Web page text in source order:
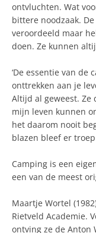
ontvluchten. Wat
bittere noodzaak.
veroordeeld maar
doen. Ze kunnen
‘De essentie van de
onttrekken aan je
Altijd al geweest. Ze
mijn leven kunnen
het daarom nooit
blazen bleef er
Camping is een
een van de meest
Maartje Wortel
Rietveld Academie.
ontving ze de Anton